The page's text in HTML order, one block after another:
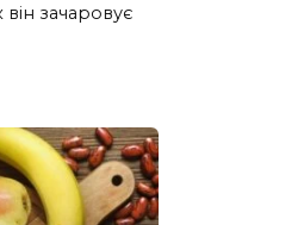
зачаровує